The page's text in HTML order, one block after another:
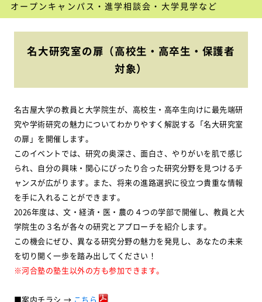
オープンキャンパス・進学相談会・大学見学など
名大研究室の扉（高校生・高卒生・保護者
対象）
名古屋大学の教員と大学院生が、高校生・高卒生向けに最先端研
究や学術研究の魅力についてわかりやすく解説する「名大研究室
の扉」を開催します。
このイベントでは、研究の奥深さ、面白さ、やりがいを肌で感じ
られ、自分の興味・関心にぴったり合った研究分野を見つけるチ
ャンスが広がります。また、将来の進路選択に役立つ貴重な情報
を手に入れることができます。
2026年度は、文・経済・医・農の４つの学部で開催し、教員と大
学院生の３名が各々の研究とアプローチを紹介します。
この機会にぜひ、異なる研究分野の魅力を発見し、あなたの未来
を切り開く一歩を踏み出してください！
※河合塾の塾生以外の方も参加できます。
■案内チラシ → こちら